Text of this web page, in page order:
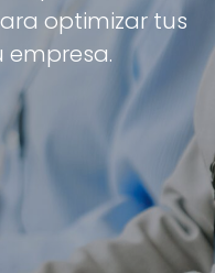
optimizar tus
empresa.